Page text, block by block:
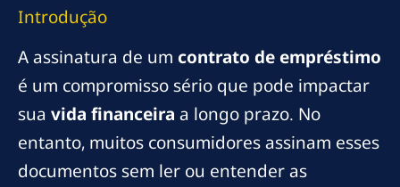
Introdução
A assinatura de um contrato de empréstimo
é um compromisso sério que pode impactar
sua vida financeira a longo prazo. No
entanto, muitos consumidores assinam esses
documentos sem ler ou entender as